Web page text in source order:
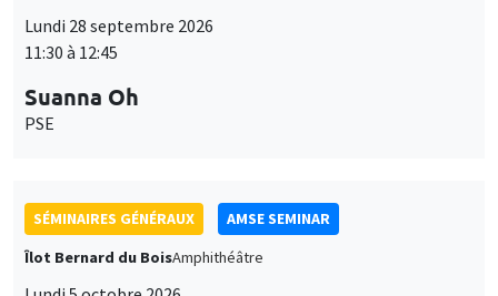
Lundi 28 septembre 2026
11:30 à 12:45
Suanna Oh
PSE
SÉMINAIRES GÉNÉRAUX
AMSE SEMINAR
Îlot Bernard du BoisAmphithéâtre